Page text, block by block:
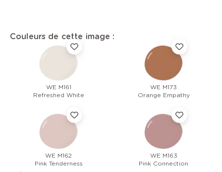
Couleurs de cette image :
WE M161
Refreshed White
WE M173
Orange Empathy
WE M162
Pink Tenderness
WE M163
Pink Connection